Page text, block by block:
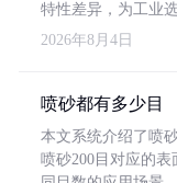
特性差异，为工业
2026年8月4日
喷砂都有多少目
本文系统介绍了喷
喷砂200目对应的表